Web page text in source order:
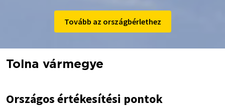
Tovább az országbérlethez
Tolna vármegye
Országos értékesítési pontok